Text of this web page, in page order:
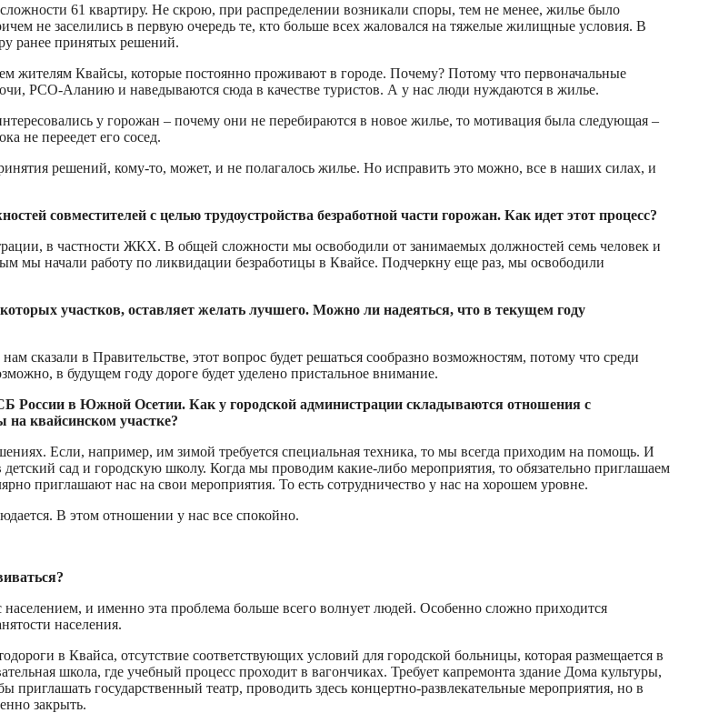
61 квартиру. Не скрою, при распределении возникали споры, тем не менее, жилье было
не заселились в первую очередь те, кто больше всех жаловался на тяжелые жилищные условия. В
ранее принятых решений.
жителям Квайсы, которые постоянно проживают в городе. Почему? Потому что первоначальные
РСО-Аланию и наведываются сюда в качестве туристов. А у нас люди нуждаются в жилье.
у горожан – почему они не перебираются в новое жилье, то мотивация была следующая –
не переедет его сосед.
решений, кому-то, может, и не полагалось жилье. Но исправить это можно, все в наших силах, и
совместителей с целью трудоустройства безработной части горожан. Как идет этот процесс?
в частности ЖКХ. В общей сложности мы освободили от занимаемых должностей семь человек и
мы начали работу по ликвидации безработицы в Квайсе. Подчеркну еще раз, мы освободили
участков, оставляет желать лучшего. Можно ли надеяться, что в текущем году
сказали в Правительстве, этот вопрос будет решаться сообразно возможностям, потому что среди
в будущем году дороге будет уделено пристальное внимание.
России в Южной Осетии. Как у городской администрации складываются отношения с
квайсинском участке?
Если, например, им зимой требуется специальная техника, то мы всегда приходим на помощь. И
сад и городскую школу. Когда мы проводим какие-либо мероприятия, то обязательно приглашаем
приглашают нас на свои мероприятия. То есть сотрудничество у нас на хорошем уровне.
В этом отношении у нас все спокойно.
и именно эта проблема больше всего волнует людей. Особенно сложно приходится
населения.
в Квайса, отсутствие соответствующих условий для городской больницы, которая размещается в
школа, где учебный процесс проходит в вагончиках. Требует капремонта здание Дома культуры,
государственный театр, проводить здесь концертно-развлекательные мероприятия, но в
закрыть.